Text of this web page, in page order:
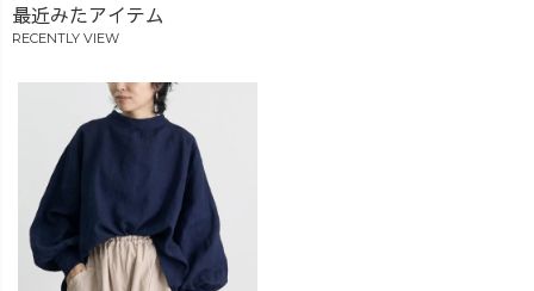
ッション #50代
ファッション
イリールック #
ゴットン #藍染
最近みたアイテム
RECENTLY VIEW